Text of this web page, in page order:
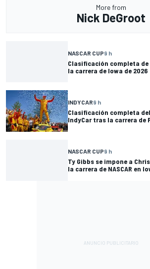
More from
Nick DeGroot
NASCAR CUP9 h
Clasificación completa de
la carrera de Iowa de 2026
INDYCAR9 h
Clasificación completa
IndyCar tras la carrera de
NASCAR CUP9 h
Ty Gibbs se impone a
la carrera de NASCAR en